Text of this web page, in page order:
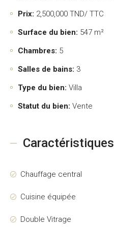
Prix: 2,500,000 TND/ TTC
Surface du bien: 547 m²
Chambres: 5
Salles de bains: 3
Type du bien: Villa
Statut du bien: Vente
Caractéristiques
Chauffage central
Cuisine équipée
Double Vitrage